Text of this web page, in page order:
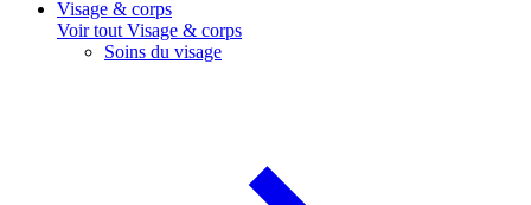
Visage & corps
Voir tout Visage & corps
Soins du visage